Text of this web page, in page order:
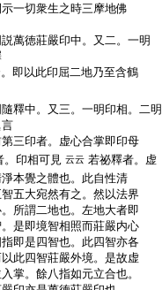
一切衆生之時三摩地佛
萬徳莊嚴印中。又二。一明
即以此印屈二地乃至含鶴
釋中。又三。一明印相。二明
三印者。虚心合掌即印母
。印相可見 云云 若祕釋者。虚
本覺之體也。此自性清
五大宛然有之。然以法界
所謂二地也。左地大者即
是即境智相照而莊嚴内心
即是四智也。此四智亦各
此四智莊嚴外境。是故虚
掌。餘八指如元立合也。